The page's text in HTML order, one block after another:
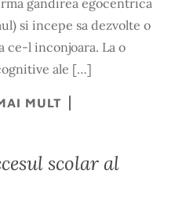
gandirea egocentrica
si incepe sa dezvolte o
ce-l inconjoara. La o
ale […]
MULT
scolar al